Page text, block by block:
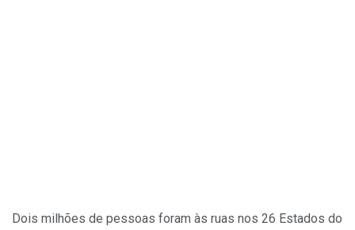
Dois milhões de pessoas foram às ruas nos 26 Estados do